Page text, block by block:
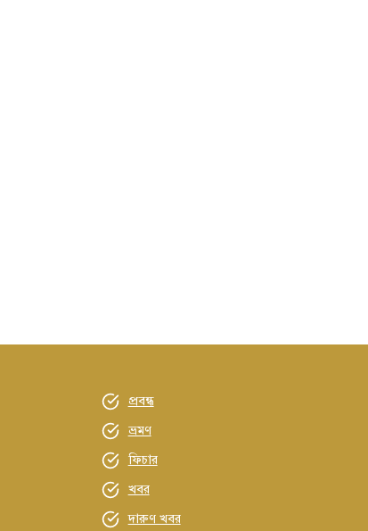
প্রবন্ধ
ভ্রমণ
ফিচার
খবর
দারুণ খবর